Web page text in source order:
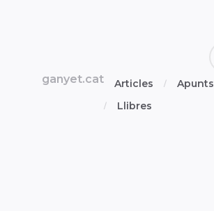
ganyet.cat Articles
Apunts
Llibres